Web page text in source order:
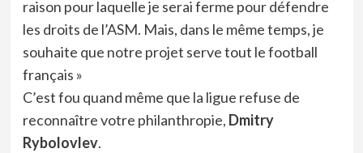
raison pour laquelle je serai ferme pour défendre
les droits de l’ASM. Mais, dans le même temps, je
souhaite que notre projet serve tout le football
français »
C’est fou quand même que la ligue refuse de
reconnaître votre philanthropie, Dmitry
Rybolovlev.